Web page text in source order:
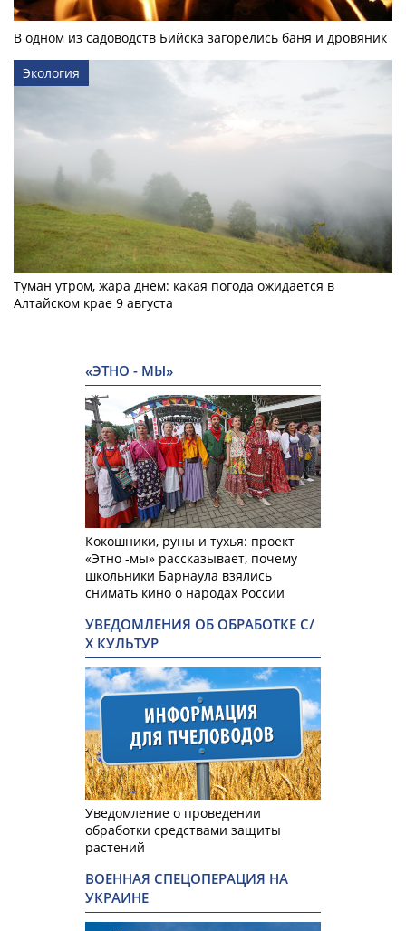
В одном из садоводств Бийска загорелись баня и дровяник
Экология
Туман утром, жара днем: какая погода ожидается в
Алтайском крае 9 августа
«ЭТНО - МЫ»
Кокошники, руны и тухья: проект
«Этно -мы» рассказывает, почему
школьники Барнаула взялись
снимать кино о народах России
УВЕДОМЛЕНИЯ ОБ ОБРАБОТКЕ С/
Х КУЛЬТУР
Уведомление о проведении
обработки средствами защиты
растений
ВОЕННАЯ СПЕЦОПЕРАЦИЯ НА
УКРАИНЕ